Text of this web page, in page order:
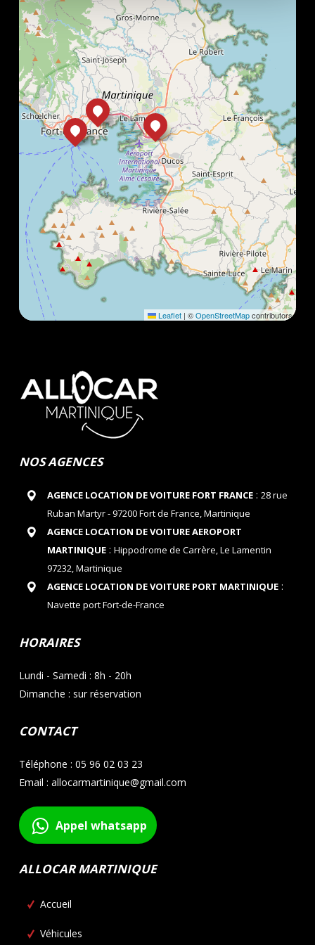
Leaflet | ©OpenStreetMapcontributors
NOS AGENCES
AGENCE LOCATION DE VOITURE FORT FRANCE: 28 rue
Ruban Martyr - 97200 Fort de France, Martinique
AGENCE LOCATION DE VOITURE AEROPORT
MARTINIQUE: Hippodrome de Carrère, Le Lamentin
97232, Martinique
AGENCE LOCATION DE VOITURE PORT MARTINIQUE:
Navette port Fort-de-France
HORAIRES
Lundi - Samedi : 8h - 20h
Dimanche : sur réservation
CONTACT
Téléphone : 05 96 02 03 23
Email : allocarmartinique@gmail.com
Appel whatsapp
ALLOCAR MARTINIQUE
Accueil
Véhicules